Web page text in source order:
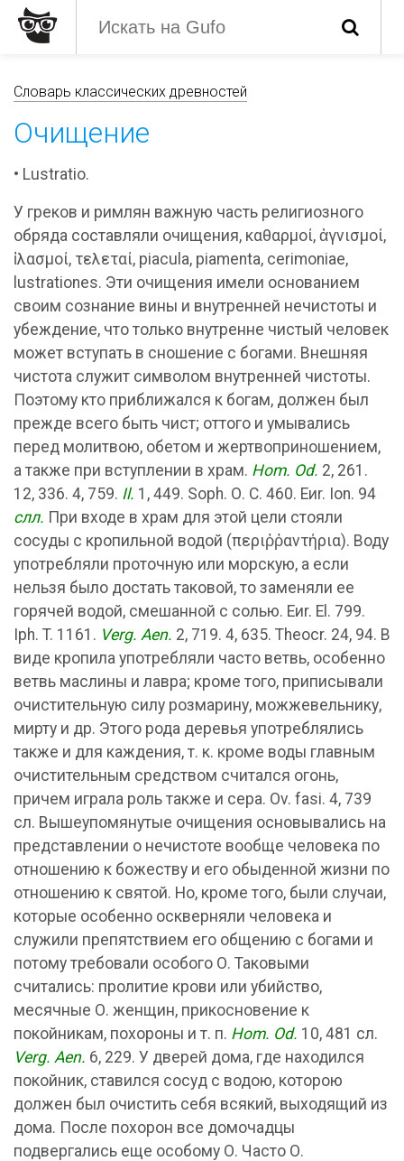
Словарь классических древностей
Очищение
• Lustratio.
У греков и римлян важную часть религиозного
обряда составляли очищения, καθαρμοί, ἀγνισμοί,
ἰλασμοί, τελεταί, piacula, piamenta, cerimoniae,
lustrationes. Эти очищения имели основанием
своим сознание вины и внутренней нечистоты и
убеждение, что только внутренне чистый человек
может вступать в сношение с богами. Внешняя
чистота служит символом внутренней чистоты.
Поэтому кто приближался к богам, должен был
прежде всего быть чист; оттого и умывались
перед молитвою, обетом и жертвоприношением,
а также при вступлении в храм. Ноm. Od. 2, 261.
12, 336. 4, 759. Il. 1, 449. Soph. О. С. 460. Еиr. Ion. 94
слл. При входе в храм для этой цели стояли
сосуды с кропильной водой (περιῤῤαντήρια). Воду
употребляли проточную или морскую, а если
нельзя было достать таковой, то заменяли ее
горячей водой, смешанной с солью. Еиr. El. 799.
Iph. T. 1161. Verg. Aen. 2, 719. 4, 635. Theocr. 24, 94. В
виде кропила употребляли часто ветвь, особенно
ветвь маслины и лавра; кроме того, приписывали
очистительную силу розмарину, можжевельнику,
мирту и др. Этого рода деревья употреблялись
также и для каждения, т. к. кроме воды главным
очистительным средством считался огонь,
причем играла роль также и сера. Ov. fasi. 4, 739
сл. Вышеупомянутые очищения основывались на
представлении о нечистоте вообще человека по
отношению к божеству и его обыденной жизни по
отношению к святой. Но, кроме того, были случаи,
которые особенно оскверняли человека и
служили препятствием его общению с богами и
потому требовали особого О. Таковыми
считались: пролитие крови или убийство,
месячные О. женщин, прикосновение к
покойникам, похороны и т. п. Ноm. Od. 10, 481 сл.
Verg. Aen. 6, 229. У дверей дома, где находился
покойник, ставился сосуд с водою, которою
должен был очистить себя всякий, выходящий из
дома. После похорон все домочадцы
подвергались еще особому О. Часто О.